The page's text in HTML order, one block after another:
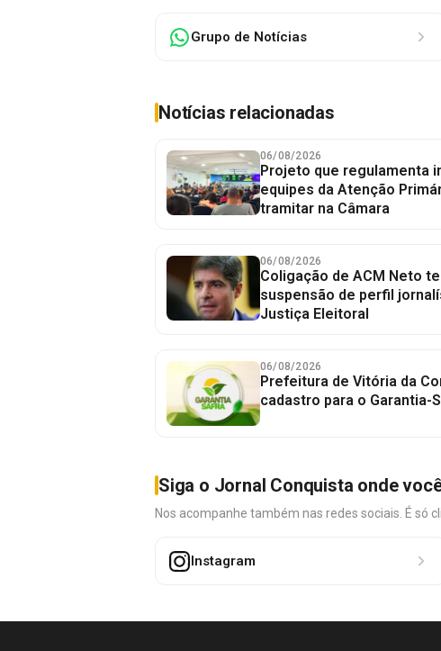
Grupo de Notícias
Notícias relacionadas
06/08/2026
Projeto que regulamenta
equipes da Atenção
tramitar na Câmara
06/08/2026
Coligação de ACM Neto
suspensão de perfil
Justiça Eleitoral
06/08/2026
Prefeitura de Vitória da
cadastro para o Garantia-
Siga o Jornal Conquista onde
Nos acompanhe também nas redes sociais. É só
Instagram